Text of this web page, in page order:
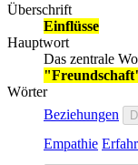
Überschrift
Einflüsse
Hauptwort
Das zentrale
Wörter
Beziehungen
Empathie